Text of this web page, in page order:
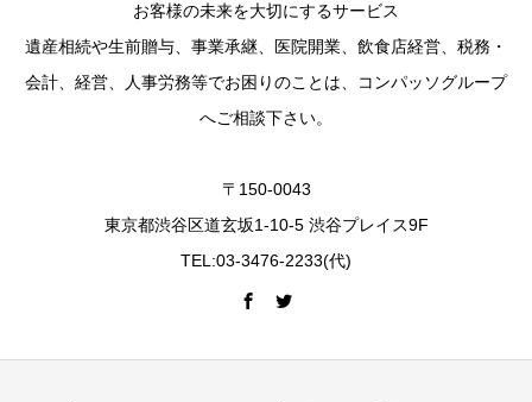
お客様の未来を大切にするサービス
遺産相続や生前贈与、事業承継、医院開業、飲食店経営、税務・
会計、経営、人事労務等でお困りのことは、コンパッソグループ
へご相談下さい。
〒150-0043
東京都渋谷区道玄坂1-10-5 渋谷プレイス9F
TEL:03-3476-2233(代)